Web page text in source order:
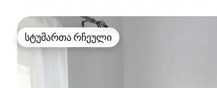
სტუმართა რჩეული
სტუმართა რჩეული